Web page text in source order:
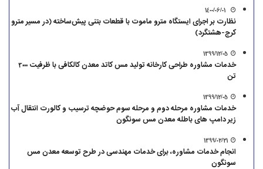
نظارت بر اجرای ایستگاه مترو ماموت با قطعات بتنی پیش‌ساخته (در مسیر مترو
کرج-هشتگرد)
1399/12/05
خدمات مشاوره طراحی کارخانه تولید مس کاتد معدن کالکافی با ظرفیت 3000
تن
1399/12/05
خدمات مشاوره مرحله دوم و مرحله سوم حوضچه ترسیب و کالورت انتقال آب
زیر دامپ های باطله معدن مس سونگون
1399/02/21
انجام خدمات مشاوره، برای خدمات مهندسی در طرح توسعه معدن مس
سونگون